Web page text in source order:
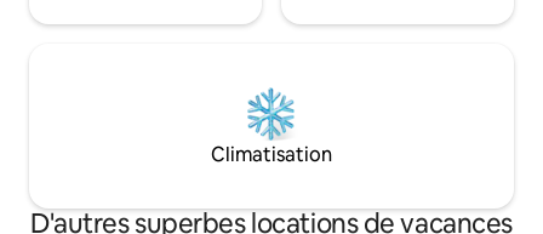
Climatisation
D'autres superbes locations de vacances